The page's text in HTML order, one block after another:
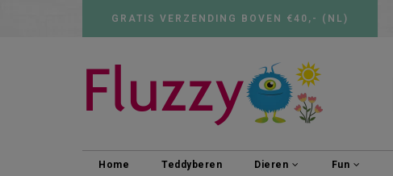
GRATIS VERZENDING BOVEN €40,- (NL)
Home Teddyberen Dieren Fun